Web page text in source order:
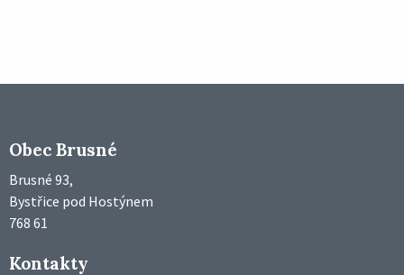
Obec Brusné
Brusné 93,
Bystřice pod Hostýnem
768 61
Kontakty